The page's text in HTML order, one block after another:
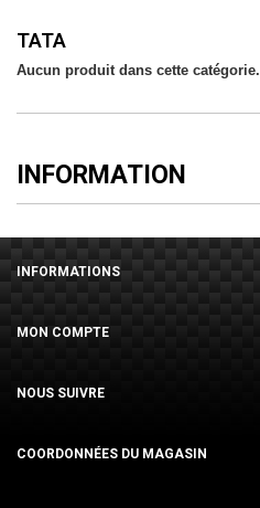
TATA
Aucun produit dans cette catégorie.
INFORMATION
INFORMATIONS
MON COMPTE
NOUS SUIVRE
COORDONNÉES DU MAGASIN